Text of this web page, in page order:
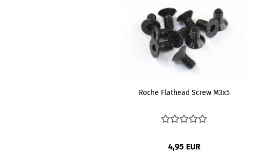
Roche Flathead Screw M3x5
4,95 EUR